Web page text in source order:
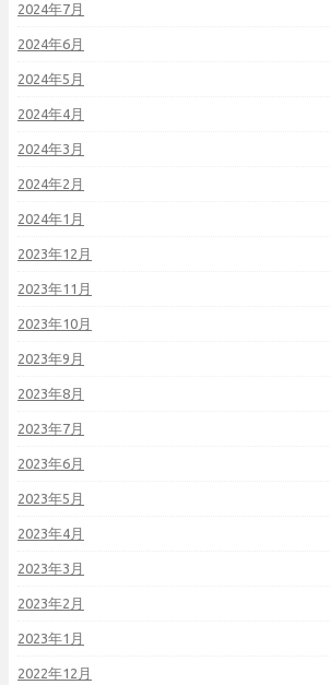
2024年7月
2024年6月
2024年5月
2024年4月
2024年3月
2024年2月
2024年1月
2023年12月
2023年11月
2023年10月
2023年9月
2023年8月
2023年7月
2023年6月
2023年5月
2023年4月
2023年3月
2023年2月
2023年1月
2022年12月